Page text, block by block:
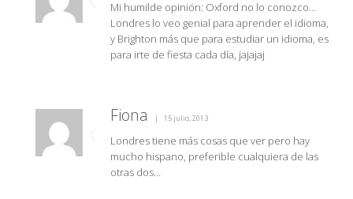
Mi humilde opinión: Oxford no lo conozco…
Londres lo veo genial para aprender el idioma,
y Brighton más que para estudiar un idioma, es
para irte de fiesta cada día, jajajaj
Fiona 15 julio, 2013
Londres tiene más cosas que ver pero hay
mucho hispano, preferible cualquiera de las
otras dos…